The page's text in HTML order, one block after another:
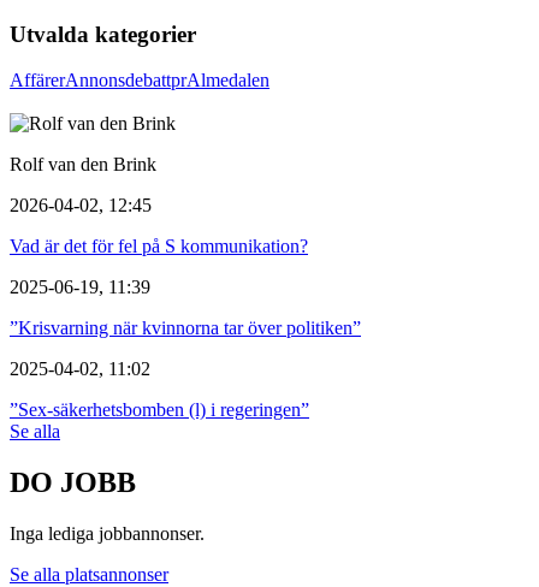
Utvalda kategorier
AffärerAnnonsdebattprAlmedalen
Rolf van den Brink
2026-04-02, 12:45
Vad är det för fel på S kommunikation?
2025-06-19, 11:39
”Krisvarning när kvinnorna tar över politiken”
2025-04-02, 11:02
”Sex-säkerhetsbomben (l) i regeringen”
Se alla
DO JOBB
Inga lediga jobbannonser.
Se alla platsannonser